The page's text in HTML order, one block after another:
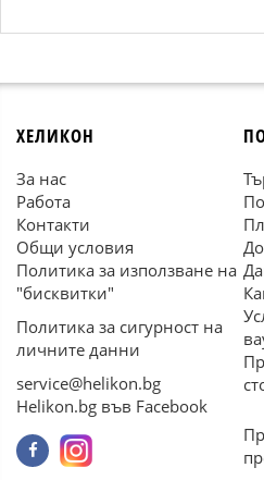
ХЕЛИКОН
За нас
Работа
Контакти
Общи условия
Политика за използване на
"бисквитки"
Политика за сигурност на
личните данни
service@helikon.bg
Helikon.bg във Facebook